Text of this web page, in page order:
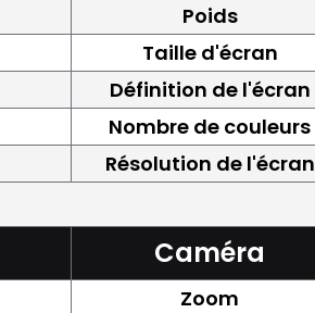
Poids
Taille d'écran
Définition de l'écran
Nombre de couleurs
Résolution de l'écran
Caméra
Zoom